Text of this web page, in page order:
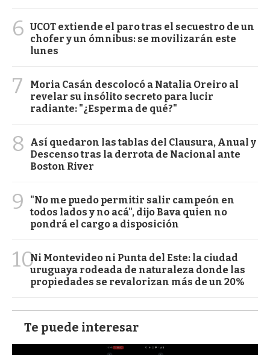
6 UCOT extiende el paro tras el secuestro de un
chofer y un ómnibus: se movilizarán este
lunes
7
Moria Casán descolocó a Natalia Oreiro al
revelar su insólito secreto para lucir
radiante: "¿Esperma de qué?"
8
Así quedaron las tablas del Clausura, Anual y
Descenso tras la derrota de Nacional ante
Boston River
9
"No me puedo permitir salir campeón en
todos lados y no acá", dijo Bava quien no
pondrá el cargo a disposición
10Ni Montevideo ni Punta del Este: la ciudad
uruguaya rodeada de naturaleza donde las
propiedades se revalorizan más de un 20%
Te puede interesar